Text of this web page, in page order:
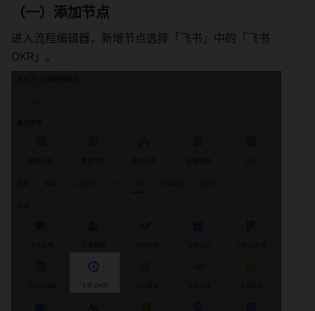
（一）添加节点
进入流程编辑器，新增节点选择「飞书」中的「飞书
OKR」。